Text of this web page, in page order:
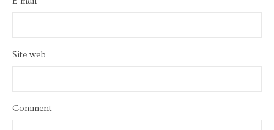
Site web
Comment